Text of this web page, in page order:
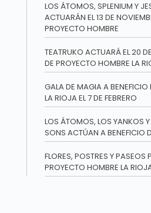
LOS ÁTOMOS, SPLENIUM Y
ACTUARÁN EL 13 DE
PROYECTO HOMBRE
TEATRUKO ACTUARÁ EL 20
DE PROYECTO HOMBRE LA
GALA DE MAGIA A
LA RIOJA EL 7 DE FEBRERO
LOS ÁTOMOS, LOS YANKOS
SONS ACTÚAN A BENEFICIO
FLORES, POSTRES Y
PROYECTO HOMBRE LA